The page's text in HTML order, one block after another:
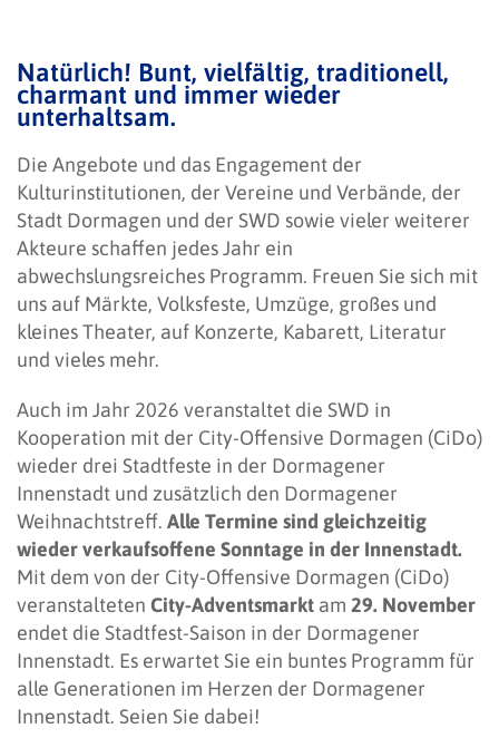
Natürlich! Bunt, vielfältig, traditionell,
charmant und immer wieder
unterhaltsam.
Die Angebote und das Engagement der
Kulturinstitutionen, der Vereine und Verbände, der
Stadt Dormagen und der SWD sowie vieler weiterer
Akteure schaffen jedes Jahr ein
abwechslungsreiches Programm. Freuen Sie sich mit
uns auf Märkte, Volksfeste, Umzüge, großes und
kleines Theater, auf Konzerte, Kabarett, Literatur
und vieles mehr.
Auch im Jahr 2026 veranstaltet die SWD in
Kooperation mit der City-Offensive Dormagen (CiDo)
wieder drei Stadtfeste in der Dormagener
Innenstadt und zusätzlich den Dormagener
Weihnachtstreff. Alle Termine sind gleichzeitig
wieder verkaufsoffene Sonntage in der Innenstadt.
Mit dem von der City-Offensive Dormagen (CiDo)
veranstalteten City-Adventsmarkt am 29. November
endet die Stadtfest-Saison in der Dormagener
Innenstadt. Es erwartet Sie ein buntes Programm für
alle Generationen im Herzen der Dormagener
Innenstadt. Seien Sie dabei!